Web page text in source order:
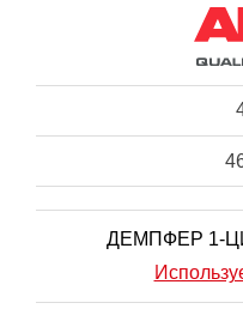
ДЕМПФЕР 1-